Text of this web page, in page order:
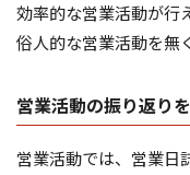
効率的な営業活動が行
俗人的な営業活動を無
営業活動の振り返り
営業活動では、営業日